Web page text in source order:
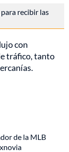
, para recibir las
con
tráfico, tanto
de la MLB